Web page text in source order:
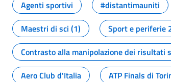
Agenti sportivi
#distantimauniti
Maestri di sci (1)
Sport e periferie
Contrasto alla manipolazione dei risultati
Aero Club d'Italia
ATP Finals di